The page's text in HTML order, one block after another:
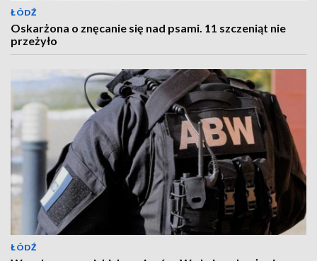
ŁÓDŹ
Oskarżona o znęcanie się nad psami. 11 szczeniąt nie
przeżyło
ŁÓDŹ